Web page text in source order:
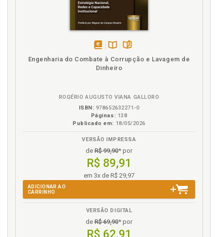
disponível
em
Disponível
na
páginas
Engenharia do Combate à Corrupção e Lavagem de
Dinheiro
ROGÉRIO AUGUSTO VIANA GALLORO
ISBN: 978652632271-0
Páginas: 138
Publicado em: 18/05/2026
VERSÃO IMPRESSA
de R$ 99,90* por
R$ 89,91
em 3x de R$ 29,97
ADICIONAR AO
CARRINHO
VERSÃO DIGITAL
de R$ 69,90* por